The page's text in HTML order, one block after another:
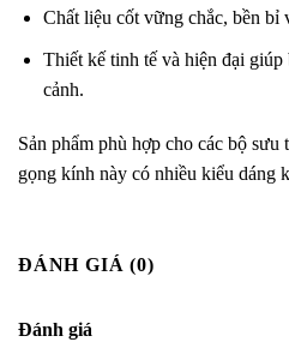
Chất liệu cốt vững chắc, bền bỉ
Thiết kế tinh tế và hiện đại
cảnh.
Sản phẩm phù hợp cho các bộ sưu
gọng kính này có nhiều kiểu dáng
ĐÁNH GIÁ (0)
Đánh giá